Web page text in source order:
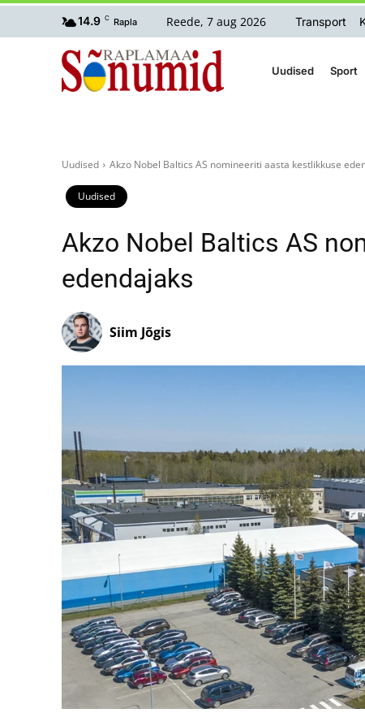
14.9 C Rapla Reede, 7 aug 2026 Transport
Uudised Sport
Uudised Akzo Nobel Baltics AS nomineeriti aasta kestlikkuse
Uudised
Akzo Nobel Baltics AS
edendajaks
Siim Jõgis